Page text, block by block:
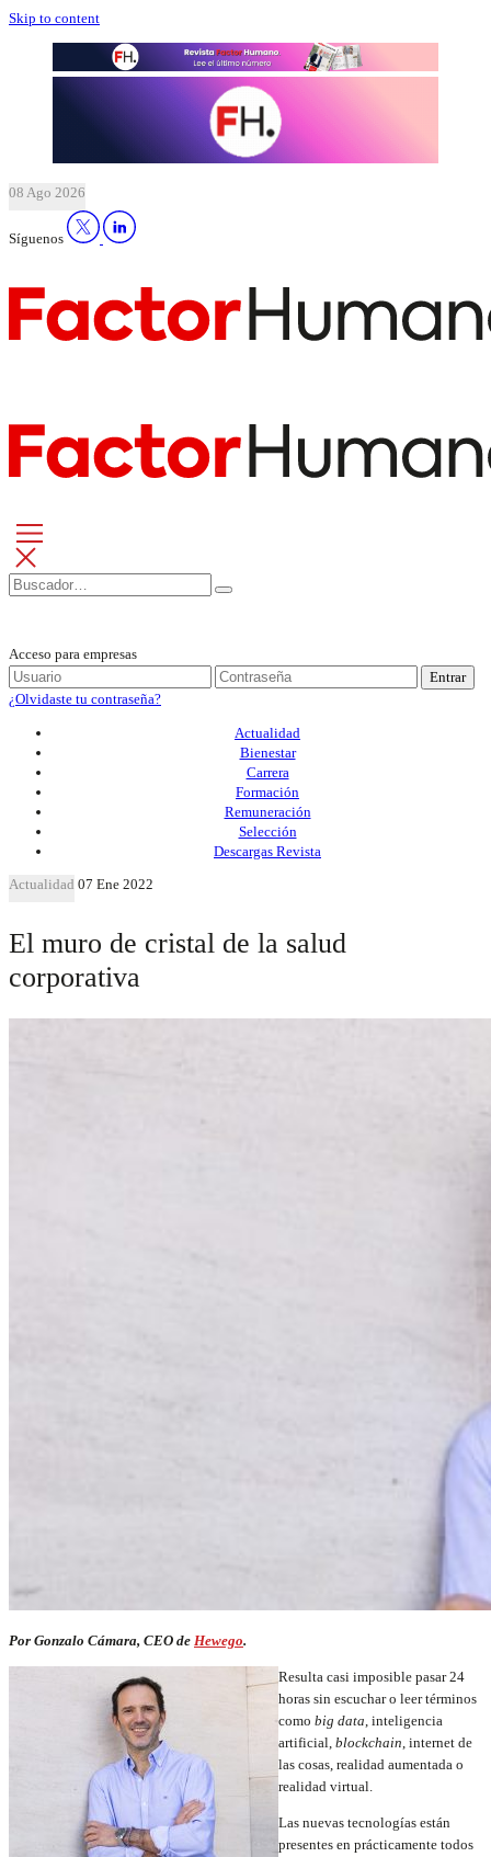
Skip to content
08 Ago 2026
Síguenos
Acceso para empresas
Entrar
¿Olvidaste tu contraseña?
Actualidad
Bienestar
Carrera
Formación
Remuneración
Selección
Descargas Revista
Actualidad 07 Ene 2022
El muro de cristal de la salud
corporativa
Por Gonzalo Cámara, CEO de Hewego.
Resulta casi imposible pasar 24
horas sin escuchar o leer términos
como big data, inteligencia
artificial, blockchain, internet de
las cosas, realidad aumentada o
realidad virtual.
Las nuevas tecnologías están
presentes en prácticamente todos